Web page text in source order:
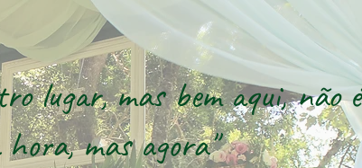
lugar, mas bem aqui, não é
mas agora"